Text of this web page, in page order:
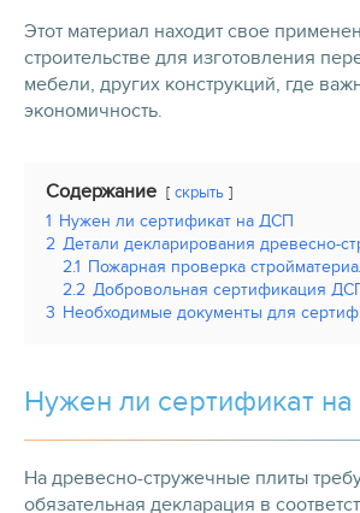
Этот материал находит свое
строительстве для изготовления
мебели, других конструкций, где
экономичность.
Содержание скрыть
1 Нужен ли сертификат на ДСП
2 Детали декларирования древесно-
2.1 Пожарная проверка
2.2 Добровольная сертификация
3 Необходимые документы для
Нужен ли сертификат
На древесно-стружечные плиты
обязательная декларация в